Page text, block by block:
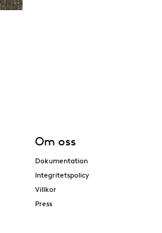
Om oss
Dokumentation
Integritetspolicy
Villkor
Press